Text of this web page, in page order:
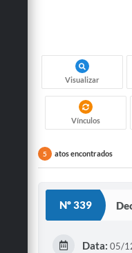
Visualizar
Vínculos
5 atos encontrados
Nº 339
Data: 05/